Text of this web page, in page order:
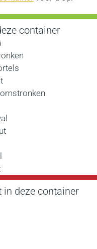
container
in deze container